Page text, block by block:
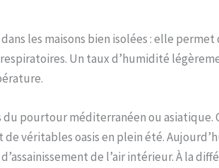
les maisons bien isolées : elle
Un taux d’humidité
pourtour méditerranéen ou asiatique.
véritables oasis en plein été.
de l’air intérieur. À la